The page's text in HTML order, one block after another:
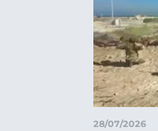
28/07/2026